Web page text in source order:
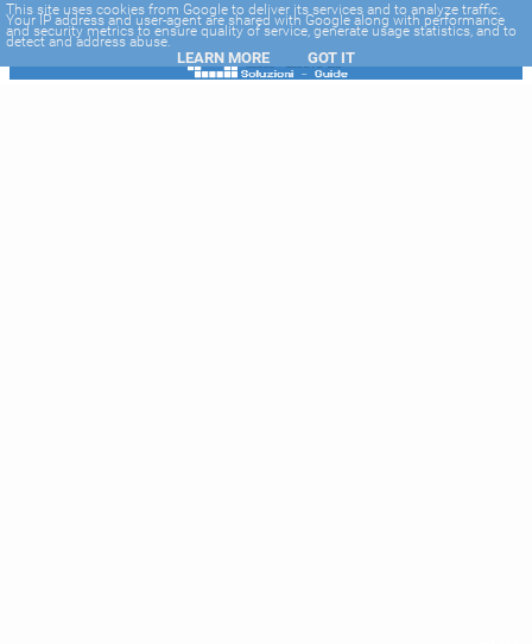
-->
This site uses cookies from Google to deliver its services and to analyze traffic.
Your IP address and user-agent are shared with Google along with performance
and security metrics to ensure quality of service, generate usage statistics, and to
detect and address abuse.
LEARN MORE GOT IT